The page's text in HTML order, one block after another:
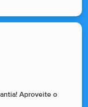
Aproveite o